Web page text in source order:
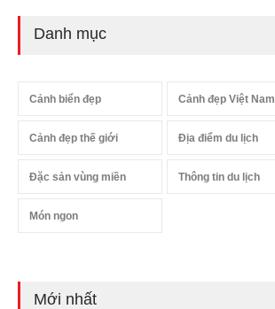
Danh mục
Cảnh biển đẹp Cảnh đẹp Việt Nam
Cảnh đẹp thế giới Địa điểm du lịch
Đặc sản vùng miền Thông tin du lịch
Món ngon
Mới nhất